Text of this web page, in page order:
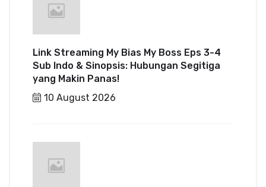
Link Streaming My Bias My Boss Eps 3-4
Sub Indo & Sinopsis: Hubungan Segitiga
yang Makin Panas!
10 August 2026